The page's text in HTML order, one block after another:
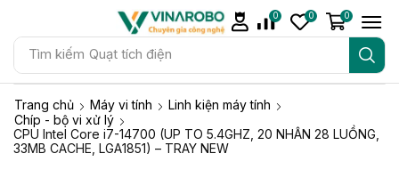
Tìm kiếm Quạt tích điện
0 0 0
Trang chủ Máy vi tính
Linh kiện máy tính
Chíp - bộ vi xử lý
CPU Intel Core i7-14700 (UP TO 5.4GHZ, 20 NHÂN 28 LUỒNG,
33MB CACHE, LGA1851) – TRAY NEW